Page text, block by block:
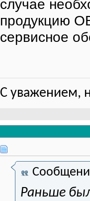
случае
продукцию
сервисное
С уважением,
Раньше